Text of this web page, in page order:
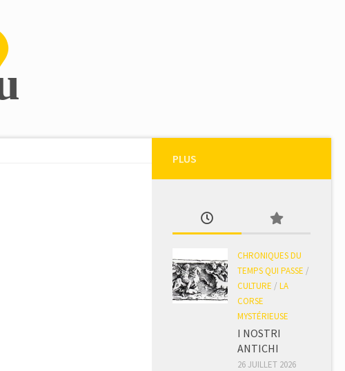
PLUS
CHRONIQUES DU
TEMPS QUI PASSE /
CULTURE / LA
CORSE
MYSTÉRIEUSE
I NOSTRI
ANTICHI
26 JUILLET 2026